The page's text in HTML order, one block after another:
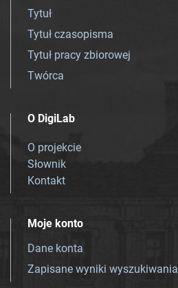
Tytuł
Tytuł czasopisma
Tytuł pracy zbiorowej
Twórca
O DigiLab
O projekcie
Słownik
Kontakt
Moje konto
Dane konta
Zapisane wyniki wyszukiwania